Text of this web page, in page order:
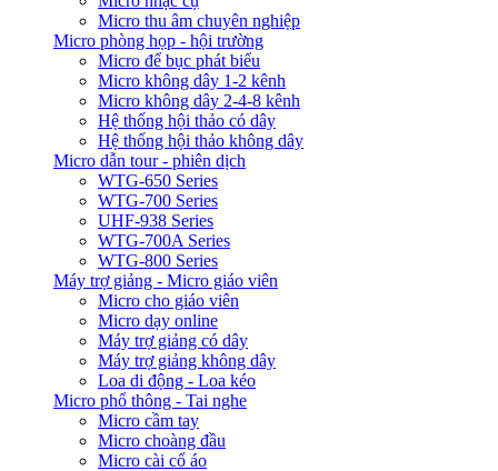
Micro thu âm chuyên nghiệp
Micro phòng họp - hội trường
Micro để bục phát biểu
Micro không dây 1-2 kênh
Micro không dây 2-4-8 kênh
Hệ thống hội thảo có dây
Hệ thống hội thảo không dây
Micro dẫn tour - phiên dịch
WTG-650 Series
WTG-700 Series
UHF-938 Series
WTG-700A Series
WTG-800 Series
Máy trợ giảng - Micro giáo viên
Micro cho giáo viên
Micro dạy online
Máy trợ giảng có dây
Máy trợ giảng không dây
Loa di động - Loa kéo
Micro phổ thông - Tai nghe
Micro cầm tay
Micro choàng đầu
Micro cài cổ áo